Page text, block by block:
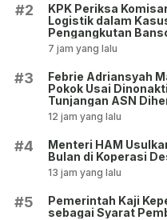
#2
KPK Periksa
Logistik dalam
Pengangkutan
7 jam yang lalu
#3
Febrie Adriansyah
Pokok Usai
Tunjangan ASN
12 jam yang lalu
#4
Menteri HAM
Bulan di Koperasi
13 jam yang lalu
#5
Pemerintah Kaji
sebagai Syarat